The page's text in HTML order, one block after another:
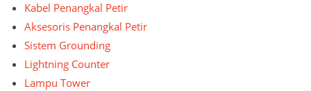
Kabel Penangkal Petir
Aksesoris Penangkal Petir
Sistem Grounding
Lightning Counter
Lampu Tower